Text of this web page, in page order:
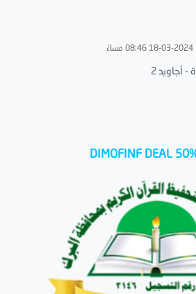
18-03-2024 08:46 مساءً
- أجاويد 2
DIMOFINF DEAL